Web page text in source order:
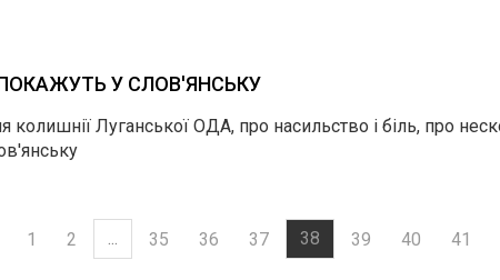
У СЛОВ'ЯНСЬКУ
колишнії Луганської ОДА, про насильство і біль, про
1 2 ... 35 36 37 38 39 40 41